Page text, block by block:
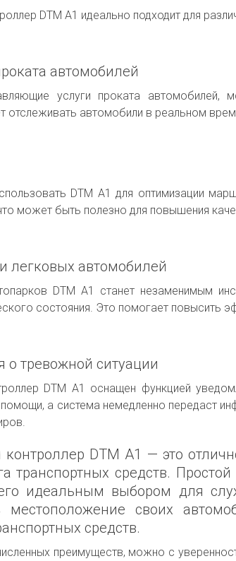
DTM A1 идеально подходит для
автомобилей
услуги проката автомобилей,
отслеживать автомобили в реальном
DTM A1 для оптимизации
может быть полезно для повышения
легковых автомобилей
DTM A1 станет незаменимым
состояния. Это помогает повысить
тревожной ситуации
DTM A1 оснащен функцией
а система немедленно передаст
DTM A1 — это
транспортных средств.
идеальным выбором для
местоположение своих
средств.
преимуществ, можно с